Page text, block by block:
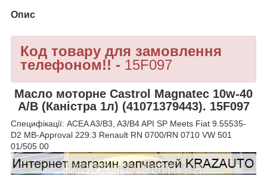
Опис
Код товару для замовлення
телефоном!! - 15F097
Масло моторне Castrol Magnatec 10w-40
A/B (Каністра 1л) (41071379443). 15F097
Специфікації: ACEA A3/B3, A3/B4 API SP Meets Fiat 9.55535-
D2 MB-Approval 229.3 Renault RN 0700/RN 0710 VW 501
01/505 00